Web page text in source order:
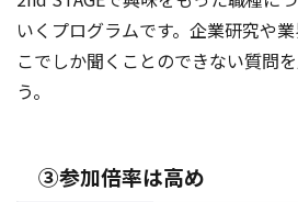
いくプログラムです。企業研究や
こでしか聞くことのできない質問
う。
③参加倍率は高め